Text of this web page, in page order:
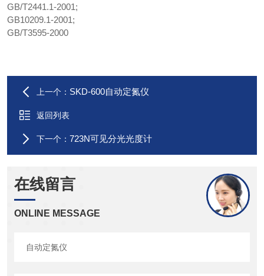
GB/T2441.1-2001;
GB10209.1-2001;
GB/T3595-2000
上一个： SKD-600自动定氮仪
返回列表
下一个： 723N可见分光光度计
在线留言
ONLINE MESSAGE